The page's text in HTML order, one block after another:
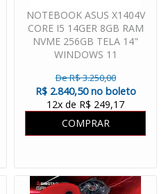
NOTEBOOK ASUS X1404V
CORE I5 14GER 8GB RAM
NVME 256GB TELA 14"
WINDOWS 11
De R$ 3.250,00
R$ 2.840,50 no boleto
12x de R$ 249,17
COMPRAR